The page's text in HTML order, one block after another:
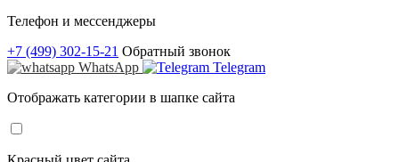
Телефон и мессенджеры
+7 (499) 302-15-21 Обратный звонок
WhatsApp
Telegram
Отображать категории в шапке сайта